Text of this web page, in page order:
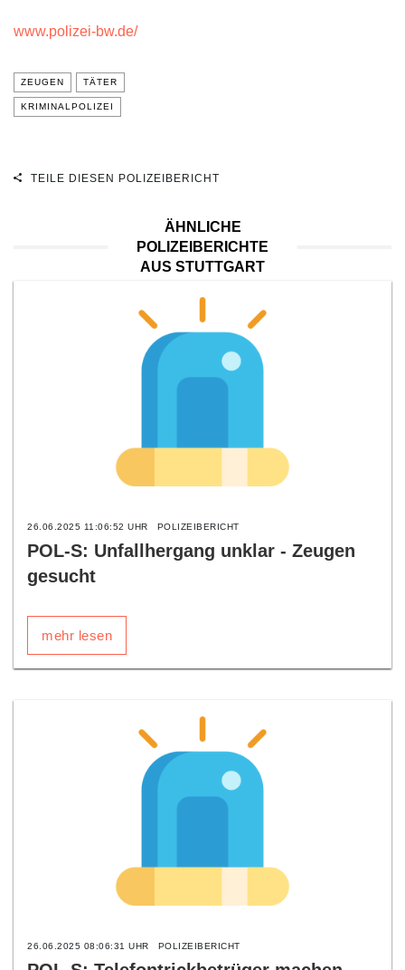
www.polizei-bw.de/
ZEUGEN TÄTER
KRIMINALPOLIZEI
TEILE DIESEN POLIZEIBERICHT
ÄHNLICHE
POLIZEIBERICHTE
AUS STUTTGART
26.06.2025 11:06:52 UHR POLIZEIBERICHT
POL-S: Unfallhergang unklar - Zeugen
gesucht
mehr lesen
26.06.2025 08:06:31 UHR POLIZEIBERICHT